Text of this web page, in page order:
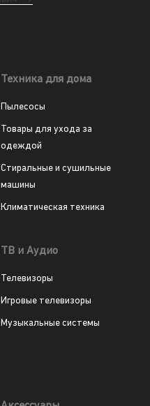
Техника для дома
Пылесосы
Товары для ухода за
одеждой
Стиральные и сушильные
машины
Климатическая техника
ТВ и Аудио
Телевизоры
Игровые телевизоры
Музыкальные системы